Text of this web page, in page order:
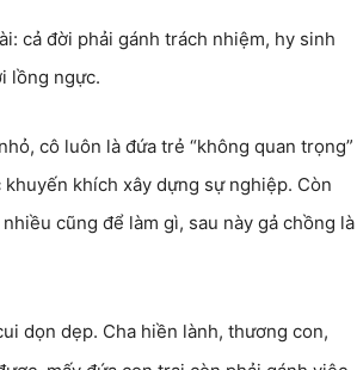
cả đời phải gánh trách nhiệm, hy sinh
lồng ngực.
cô luôn là đứa trẻ “không quan trọng”
khích xây dựng sự nghiệp. Còn
cũng để làm gì, sau này gả chồng là
dọn dẹp. Cha hiền lành, thương con,